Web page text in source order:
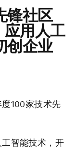
锋社区
应用人工
创企业
100家技术先
智能技术，开